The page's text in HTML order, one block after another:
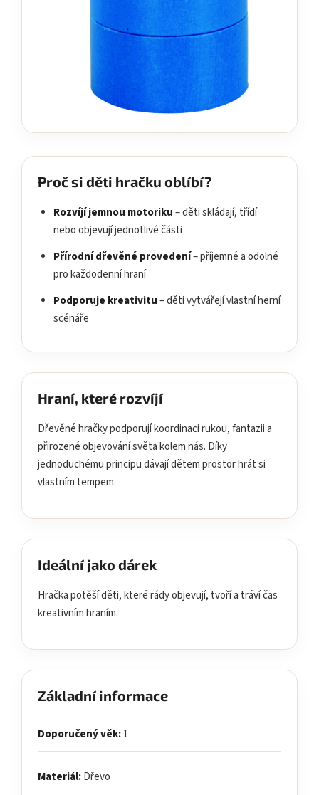
Proč si děti hračku oblíbí?
Rozvíjí jemnou motoriku– děti skládají, třídí
nebo objevují jednotlivé části
Přírodní dřevěné provedení– příjemné a odolné
pro každodenní hraní
Podporuje kreativitu– děti vytvářejí vlastní herní
scénáře
Hraní, které rozvíjí
Dřevěné hračky podporují koordinaci rukou, fantazii a
přirozené objevování světa kolem nás. Díky
jednoduchému principu dávají dětem prostor hrát si
vlastním tempem.
Ideální jako dárek
Hračka potěší děti, které rády objevují, tvoří a tráví čas
kreativním hraním.
Základní informace
Doporučený věk:1
Materiál:Dřevo